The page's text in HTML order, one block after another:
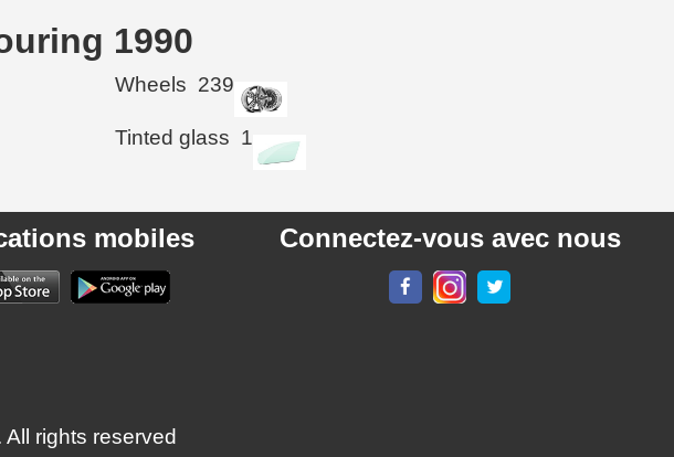
1990
Wheels 239
Tinted glass 1
mobiles Connectez-vous avec nous
rights reserved